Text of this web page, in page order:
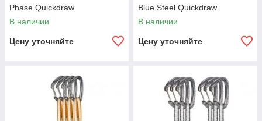
Phase Quickdraw
В наличии
Цену уточняйте
Blue Steel Quickdraw
В наличии
Цену уточняйте